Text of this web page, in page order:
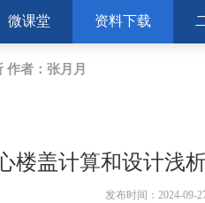
微课堂 资料下载
作者：张月月
楼盖计算和设计浅
发布时间：2024-09-